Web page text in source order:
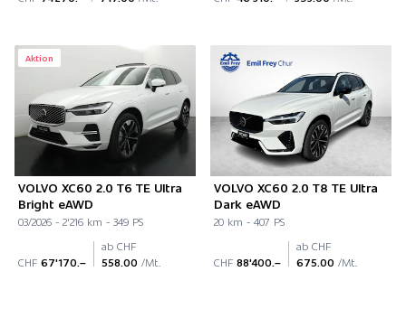
Aktion
VOLVO XC60 2.0 T6 TE Ultra
Bright eAWD
03/2026 - 2'216 km - 349 PS
CHF 67'170.–
ab CHF
558.00 /Mt.
VOLVO XC60 2.0 T8 TE Ultra
Dark eAWD
20 km - 407 PS
CHF 88'400.–
ab CHF
675.00 /Mt.